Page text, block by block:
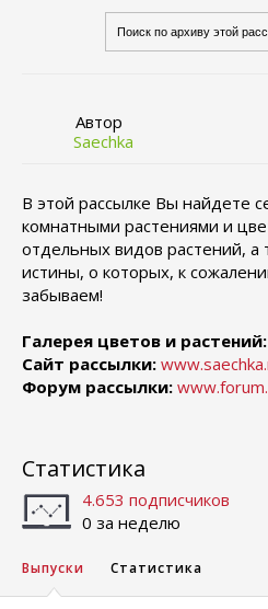
Автор
Saechka
В этой рассылке Вы найдете
комнатными растениями и
отдельных видов растений, а
истины, о которых, к
забываем!
Галерея цветов и растений:
Сайт рассылки:
Форум рассылки:
Статистика
4.653 подписчиков
0 за неделю
Выпуски Статистика